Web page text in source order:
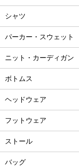
シャツ
パーカー・スウェット
ニット・カーディガン
ボトムス
ヘッドウェア
フットウェア
ストール
バッグ